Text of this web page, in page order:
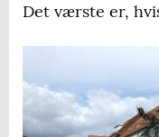
Det værste er,